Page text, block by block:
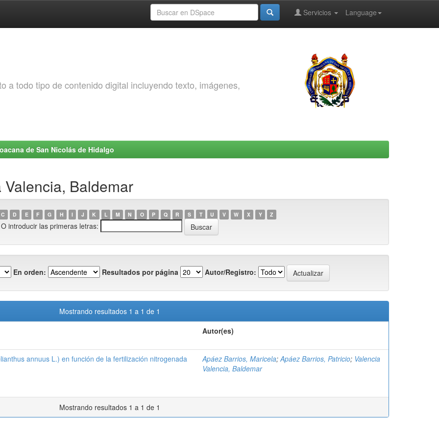
Language
Servicios
a todo tipo de contenido digital incluyendo texto, imágenes,
de San Nicolás de Hidalgo
Baldemar
C D E F G H I J K L M N O P Q R S T U V W X Y Z
O introducir las primeras letras:
En orden: Resultados por página Autor/Registro:
Mostrando resultados 1 a 1 de 1
Autor(es)
annuus L.) en función de la fertilización nitrogenada Apáez Barrios, Maricela;Apáez Barrios, Patricio; Valencia
Valencia, Baldemar
Mostrando resultados 1 a 1 de 1